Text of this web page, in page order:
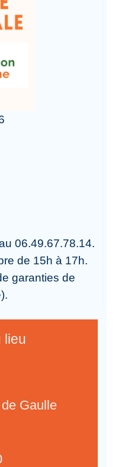
06.49.67.78.14.
de 15h à 17h.
garanties de
lieu
Gaulle